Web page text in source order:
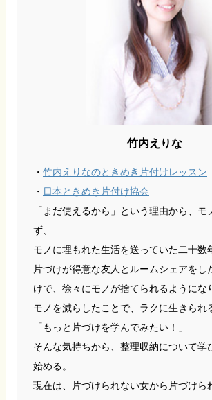
竹内えりな
・ 竹内えりなのときめき片付けレッスン
・ 日本ときめき片付け協会
「まだ使えるから」という理由から、モ
ず、
モノに埋もれた生活を送っていた二十数
片づけが得意な友人とルームシェアをし
けで、徐々にモノが捨てられるようにな
モノを減らしたことで、ラクに生きられ
「もっと片づけを学んでみたい！」
そんな気持ちから、整理収納について学
始める。
現在は、片づけられない女から片づけら